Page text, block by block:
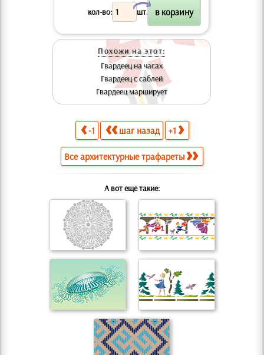
кол-во: шт.
X
Похожи на этот:
Гвардеец на часах
Гвардеец с саблей
Гвардеец марширует
-1 шаг назад +1
Все архитектурные трафареты
А вот еще такие: